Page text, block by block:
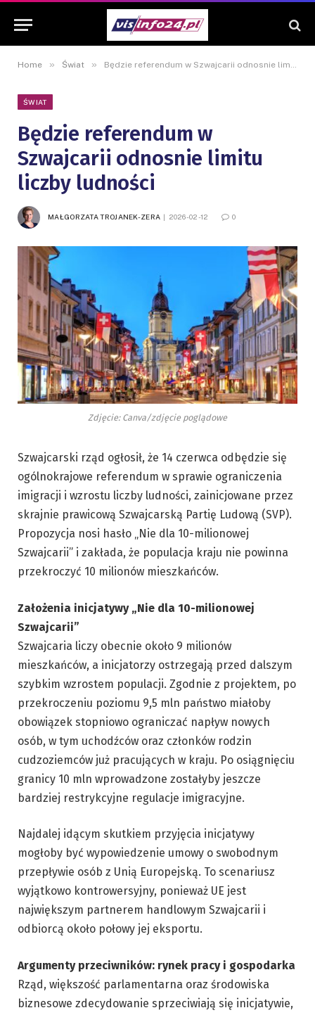
Home » Świat » Będzie referendum w Szwajcarii odnosnie limitu liczby ludności
ŚWIAT
Będzie referendum w
Szwajcarii odnosnie limitu
liczby ludności
MAŁGORZATA TROJANEK-ZERA 2026-02-12 0
Zdjęcie: Canva/zdjęcie poglądowe
Szwajcarski rząd ogłosił, że 14 czerwca odbędzie się
ogólnokrajowe referendum w sprawie ograniczenia
imigracji i wzrostu liczby ludności, zainicjowane przez
skrajnie prawicową Szwajcarską Partię Ludową (SVP).
Propozycja nosi hasło „Nie dla 10-milionowej
Szwajcarii” i zakłada, że populacja kraju nie powinna
przekroczyć 10 milionów mieszkańców.
Założenia inicjatywy „Nie dla 10-milionowej
Szwajcarii”
Szwajcaria liczy obecnie około 9 milionów
mieszkańców, a inicjatorzy ostrzegają przed dalszym
szybkim wzrostem populacji. Zgodnie z projektem, po
przekroczeniu poziomu 9,5 mln państwo miałoby
obowiązek stopniowo ograniczać napływ nowych
osób, w tym uchodźców oraz członków rodzin
cudzoziemców już pracujących w kraju. Po osiągnięciu
granicy 10 mln wprowadzone zostałyby jeszcze
bardziej restrykcyjne regulacje imigracyjne.
Najdalej idącym skutkiem przyjęcia inicjatywy
mogłoby być wypowiedzenie umowy o swobodnym
przepływie osób z Unią Europejską. To scenariusz
wyjątkowo kontrowersyjny, ponieważ UE jest
największym partnerem handlowym Szwajcarii i
odbiorcą około połowy jej eksportu.
Argumenty przeciwników: rynek pracy i gospodarka
Rząd, większość parlamentarna oraz środowiska
biznesowe zdecydowanie sprzeciwiają się inicjatywie,